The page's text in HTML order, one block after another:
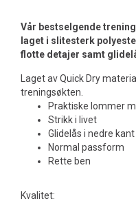
Vår bestselgende
laget i slitesterk
flotte detajer samt
Laget av Quick Dry
treningsøkten.
Praktiske lommer
Strikk i livet
Glidelås i nedre
Normal passform
Rette ben
Kvalitet: